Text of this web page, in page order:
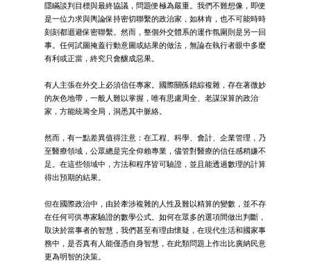
隱瞞談判目標與最終協議，問題便極為嚴重。我們不難想像，即便
是一位力求與輿論保持密切聯繫的政治家，如林肯，也不可能時時
刻刻都迴避保密聯繫。然而，整個外交體系的運作氛圍則是另一回
事。任何試圖掩蓋行動意圖或結果的做法，無論在執行者眼中多麼
有利或正當，終究只會釀成惡果。
有人主張在外交上必須信任專家。國際關係錯綜複雜，存在著微妙
的灰色地帶，一般人難以掌握，唯有思慮周全、老謀深算的政治
家，方能統籌全局，洞悉其中脈絡。
然而，有一點差異值得注意：在工程、科學、會計、企業管理，乃
至醫療領域，公眾總是完全仰賴專業，儘管對醫療的信任感稍嫌不
足。在這些領域中，方法和程序皆可驗證，並且能透過數理的計算
得出預期的結果。
但在國際政治中，由於牽涉複雜的人性及難以精算的變數，並不存
在任何可供專家驗證的數學公式。如何在眾多的選項間做出判斷，
取決於當事者的智慧，我們甚至有理由懷疑，在現代生活和國家事
務中，是否真有人能僅憑自身智慧，在此類問題上作出比廣納民意
更為明智的決策。